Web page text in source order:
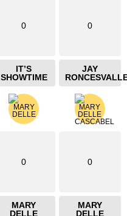
0
IT’S
SHOWTIME
0
JAY
0
MARY
DELLE
0
MARY
DELLE